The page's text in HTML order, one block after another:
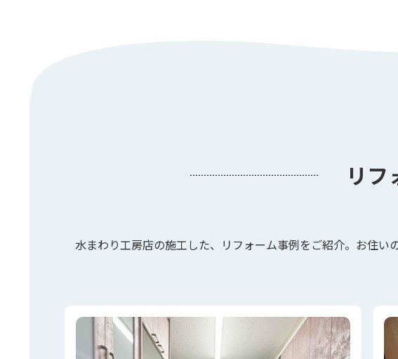
リフ
水まわり工房店の施工した、リフォーム事例をご紹介。お住い